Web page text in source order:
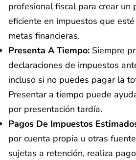
profesional fiscal para crear un
eficiente en impuestos que
metas financieras.
Presenta A Tiempo: Siempre
declaraciones de impuestos
incluso si no puedes pagar la
Presentar a tiempo puede
por presentación tardía.
Pagos De Impuestos
por cuenta propia u otras
sujetas a retención, realiza